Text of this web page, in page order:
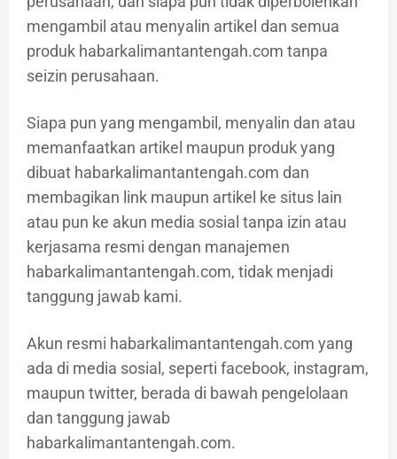
mengambil atau menyalin artikel dan semua
produk habarkalimantantengah.com tanpa
seizin perusahaan.
Siapa pun yang mengambil, menyalin dan atau
memanfaatkan artikel maupun produk yang
dibuat habarkalimantantengah.com dan
membagikan link maupun artikel ke situs lain
atau pun ke akun media sosial tanpa izin atau
kerjasama resmi dengan manajemen
habarkalimantantengah.com, tidak menjadi
tanggung jawab kami.
Akun resmi habarkalimantantengah.com yang
ada di media sosial, seperti facebook, instagram,
maupun twitter, berada di bawah pengelolaan
dan tanggung jawab
habarkalimantantengah.com.